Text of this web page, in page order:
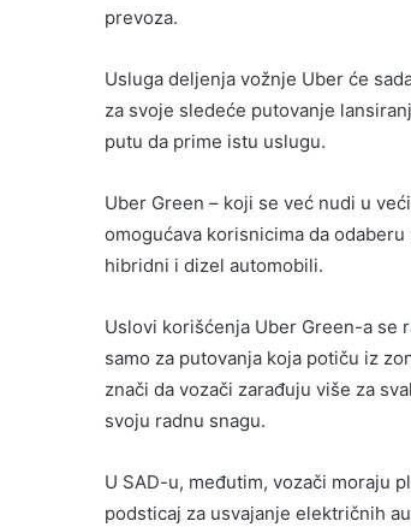
prevoza.
Usluga deljenja vožnje Uber će
za svoje sledeće putovanje
putu da prime istu uslugu.
Uber Green – koji se već nudi u
omogućava korisnicima da
hibridni i dizel automobili.
Uslovi korišćenja Uber Green-a se
samo za putovanja koja potiču iz
znači da vozači zarađuju više za
svoju radnu snagu.
U SAD-u, međutim, vozači moraju
podsticaj za usvajanje električnih